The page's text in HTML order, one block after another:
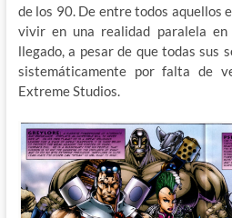
de los 90. De entre todos aquellos
vivir en una realidad paralela
llegado, a pesar de que todas sus
sistemáticamente por falta de
Extreme Studios.